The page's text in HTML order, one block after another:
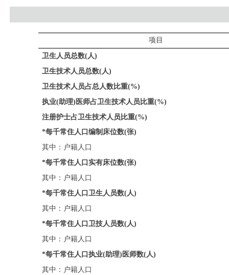
项目
卫生人员总数(人)
卫生技术人员总数(人)
卫生技术人员占总人数比重(%)
执业(助理) 医师占卫生技术人员比重(%)
注册护士占卫生技术人员比重(%)
*每千常住人口编制床位数(张)
其中：户籍人口
*每千常住人口实有床位数(张)
其中：户籍人口
*每千常住人口卫生人员数(人)
其中：户籍人口
*每千常住人口卫技人员数(人)
其中：户籍人口
*每千常住人口执业(助理) 医师数(人)
其中：户籍人口